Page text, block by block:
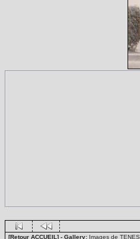
[Retour ACCUEIL] - Gallery: Images de TENES